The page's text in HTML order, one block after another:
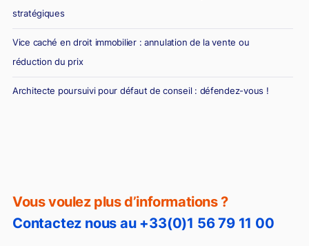
Vous voulez plus d’informations ?
Contactez nous au +33(0)1 56 79 11 00
stratégiques
Vice caché en droit immobilier : annulation de la vente ou
réduction du prix
Architecte poursuivi pour défaut de conseil : défendez-vous !